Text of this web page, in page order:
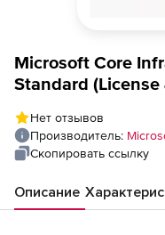
Microsoft Core
Standard
Year Acquired
Server License
Нет отзывов
Производитель:
Скопировать ссылку
Описание